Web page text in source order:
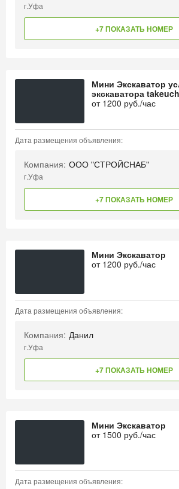
г.Уфа
+7 ПОКАЗАТЬ НОМЕР
Мини Экскаватор
экскаватора
от 1200 руб./час
Дата размещения объявления:
Компания: ООО "СТРОЙСНАБ"
г.Уфа
+7 ПОКАЗАТЬ НОМЕР
Мини Экскаватор
от 1200 руб./час
Дата размещения объявления:
Компания: Данил
г.Уфа
+7 ПОКАЗАТЬ НОМЕР
Мини Экскаватор
от 1500 руб./час
Дата размещения объявления: